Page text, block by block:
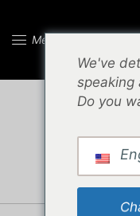
Menu
We've
speaking
Do you